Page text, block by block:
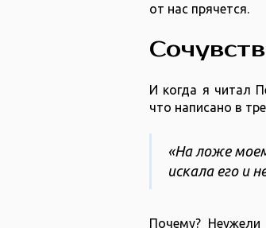
от нас прячется.
И когда я читал
что написано в
«На ложе
искала его и
Почему?